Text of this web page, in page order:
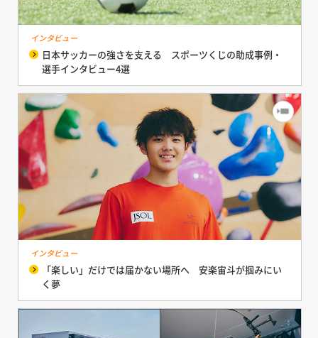
インタビュー
日本サッカーの強さを支える スポーツくじの助成事例・
選手インタビュー4選
インタビュー
「楽しい」だけでは届かない場所へ 安楽宙斗が掴みにい
く夢